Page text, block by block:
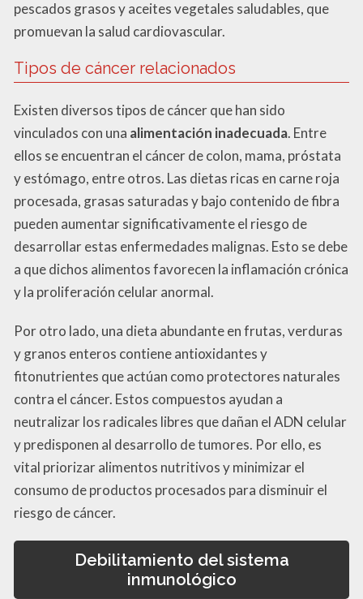
pescados grasos y aceites vegetales saludables, que
promuevan la salud cardiovascular.
Tipos de cáncer relacionados
Existen diversos tipos de cáncer que han sido
vinculados con una alimentación inadecuada. Entre
ellos se encuentran el cáncer de colon, mama, próstata
y estómago, entre otros. Las dietas ricas en carne roja
procesada, grasas saturadas y bajo contenido de fibra
pueden aumentar significativamente el riesgo de
desarrollar estas enfermedades malignas. Esto se debe
a que dichos alimentos favorecen la inflamación crónica
y la proliferación celular anormal.
Por otro lado, una dieta abundante en frutas, verduras
y granos enteros contiene antioxidantes y
fitonutrientes que actúan como protectores naturales
contra el cáncer. Estos compuestos ayudan a
neutralizar los radicales libres que dañan el ADN celular
y predisponen al desarrollo de tumores. Por ello, es
vital priorizar alimentos nutritivos y minimizar el
consumo de productos procesados para disminuir el
riesgo de cáncer.
Debilitamiento del sistema
inmunológico